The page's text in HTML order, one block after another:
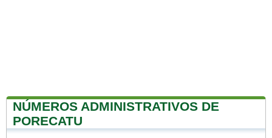
NÚMEROS ADMINISTRATIVOS DE
PORECATU